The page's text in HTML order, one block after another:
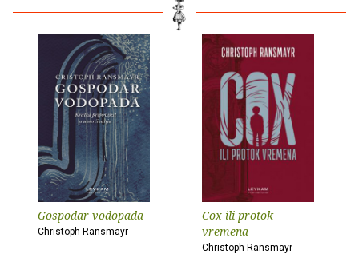
Gospodar vodopada
Christoph Ransmayr
Cox ili protok
vremena
Christoph Ransmayr